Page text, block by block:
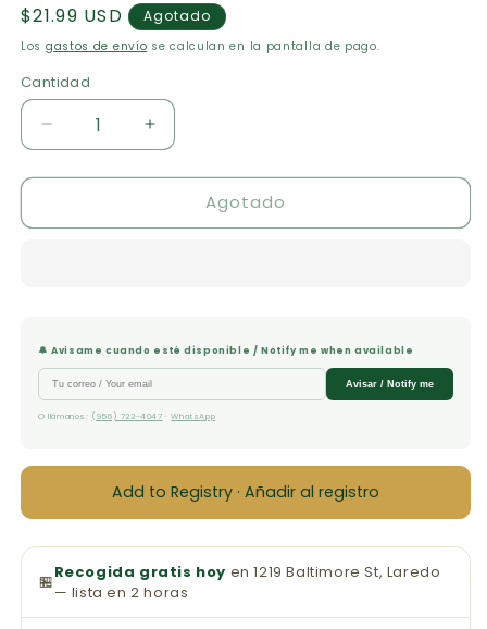
Precio
habitual
$21.99 USD Agotado
Los gastos de envío se calculan en la pantalla de pago.
Cantidad
Cantidad
Reducir
cantidad
para
Biblia
Aumentar
cantidad
para
Biblia
Agotado
🔔 Avísame cuando esté disponible / Notify me when available
Avisar / Notify me
O llámanos: (956) 722-4047 ·WhatsApp
Add to Registry · Añadir al registro
🏪Recogida gratis hoy en 1219 Baltimore St, Laredo
— lista en 2 horas